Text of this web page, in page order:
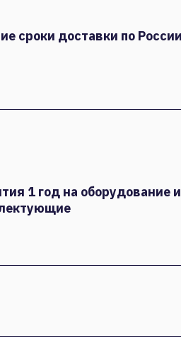
сроки доставки по
1 год на оборудование и